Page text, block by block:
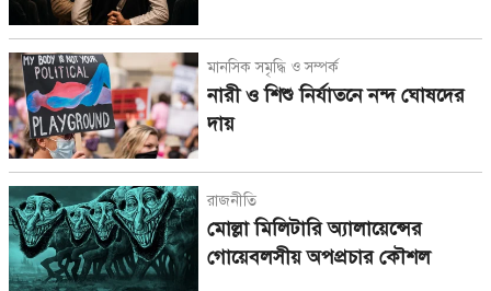
মানসিক সমৃদ্ধি ও সম্পর্ক
নারী ও শিশু নির্যাতনে নন্দ ঘোষদের
দায়
রাজনীতি
মোল্লা মিলিটারি অ্যালায়েন্সের
গোয়েবলসীয় অপপ্রচার কৌশল